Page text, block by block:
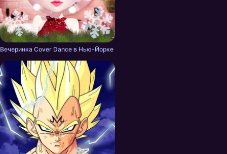
Вечеринка Cover Dance в Нью-Йорке